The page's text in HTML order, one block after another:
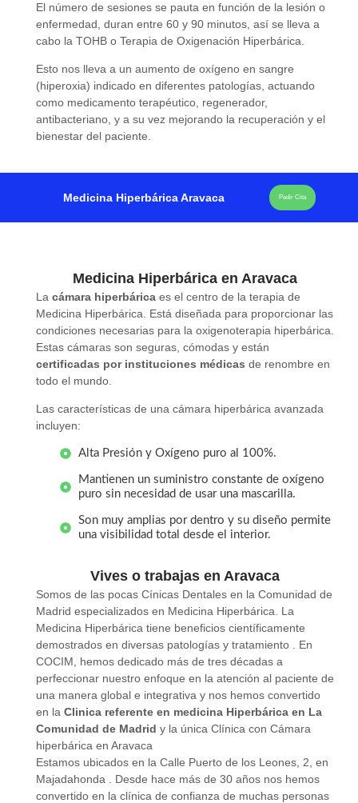
El número de sesiones se pauta en función de la lesión o
enfermedad, duran entre 60 y 90 minutos, así se lleva a
cabo la TOHB o Terapia de Oxigenación Hiperbárica.
Esto nos lleva a un aumento de oxígeno en sangre
(hiperoxia) indicado en diferentes patologías, actuando
como medicamento terapéutico, regenerador,
antibacteriano, y a su vez mejorando la recuperación y el
bienestar del paciente.
Medicina Hiperbárica Aravaca Pedir Cita
Medicina Hiperbárica en Aravaca
La cámara hiperbárica es el centro de la terapia de
Medicina Hiperbárica. Está diseñada para proporcionar las
condiciones necesarias para la oxigenoterapia hiperbárica.
Estas cámaras son seguras, cómodas y están
certificadas por instituciones médicas de renombre en
todo el mundo.
Las características de una cámara hiperbárica avanzada
incluyen:
Alta Presión y Oxígeno puro al 100%.
Mantienen un suministro constante de oxígeno
puro sin necesidad de usar una mascarilla.
Son muy amplias por dentro y su diseño permite
una visibilidad total desde el interior.
Vives o trabajas en Aravaca
Somos de las pocas Cínicas Dentales en la Comunidad de
Madrid especializados en Medicina Hiperbárica. La
Medicina Hiperbárica tiene beneficios científicamente
demostrados en diversas patologías y tratamiento . En
COCIM, hemos dedicado más de tres décadas a
perfeccionar nuestro enfoque en la atención al paciente de
una manera global e integrativa y nos hemos convertido
en la Clinica referente en medicina Hiperbárica en La
Comunidad de Madrid y la única Clínica con Cámara
hiperbárica en Aravaca
Estamos ubicados en la Calle Puerto de los Leones, 2, en
Majadahonda . Desde hace más de 30 años nos hemos
convertido en la clínica de confianza de muchas personas